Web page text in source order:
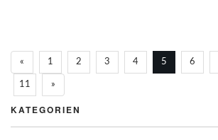
« 1 2 3 4 5 6
11 »
KATEGORIEN